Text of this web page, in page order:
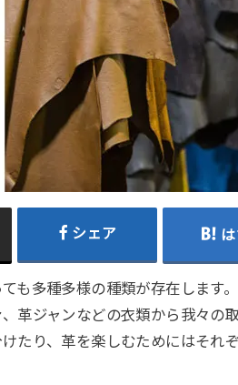
シェア
も多種多様の種類が存在します。
革ジャンなどの衣類から我々の
たり、革を楽しむためにはそれ